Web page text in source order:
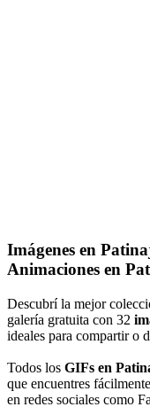
Imágenes en
Animaciones en
Descubrí la mejor
galería gratuita con 32
ideales para compartir o
Todos los GIFs en
que encuentres
en redes sociales como